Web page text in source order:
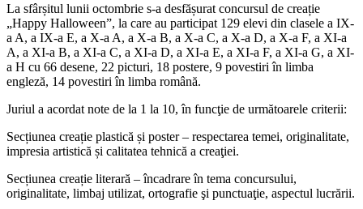
La sfârșitul lunii octombrie s-a desfășurat concursul de creație
„Happy Halloween”, la care au participat 129 elevi din clasele a IX-
a A, a IX-a E, a X-a A, a X-a B, a X-a C, a X-a D, a X-a F, a XI-a
A, a XI-a B, a XI-a C, a XI-a D, a XI-a E, a XI-a F, a XI-a G, a XI-
a H cu 66 desene, 22 picturi, 18 postere, 9 povestiri în limba
engleză, 14 povestiri în limba română.
Juriul a acordat note de la 1 la 10, în funcţie de următoarele criterii:
Secțiunea creație plastică și poster – respectarea temei, originalitate,
impresia artistică și calitatea tehnică a creaţiei.
Secțiunea creație literară – încadrare în tema concursului,
originalitate, limbaj utilizat, ortografie şi punctuaţie, aspectul lucrării.